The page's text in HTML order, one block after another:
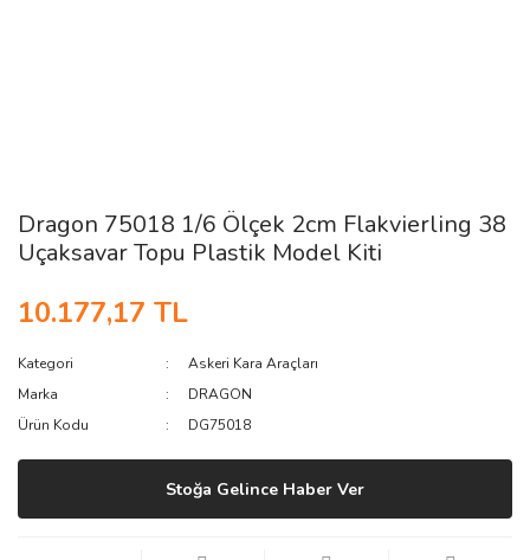
Dragon 75018 1/6 Ölçek 2cm Flakvierling 38
Uçaksavar Topu Plastik Model Kiti
10.177,17 TL
Kategori
Askeri Kara Araçları
Marka
DRAGON
Ürün Kodu
DG75018
Stoğa Gelince Haber Ver